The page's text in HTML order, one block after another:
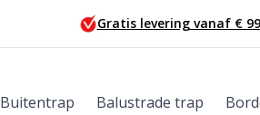
Gratis levering vanaf €
Buitentrap Balustrade trap